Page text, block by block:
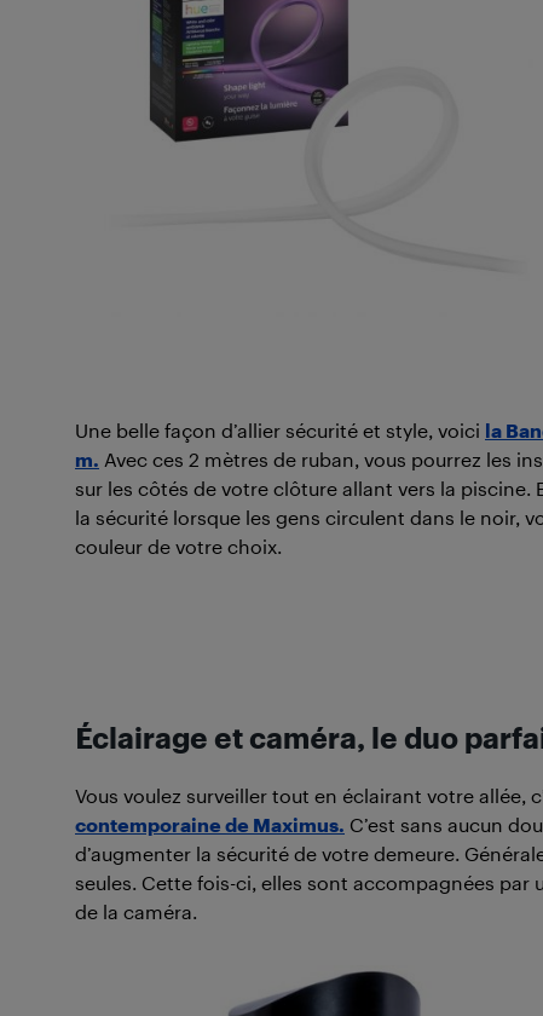
Une belle façon d’allier sécurité et style, voici la
m. Avec ces 2 mètres de ruban, vous pourrez les
sur les côtés de votre clôture allant vers la piscine.
la sécurité lorsque les gens circulent dans le noir,
couleur de votre choix.
Éclairage et caméra, le duo
Vous voulez surveiller tout en éclairant votre allée,
contemporaine de Maximus. C’est sans aucun
d’augmenter la sécurité de votre demeure.
seules. Cette fois-ci, elles sont accompagnées
de la caméra.